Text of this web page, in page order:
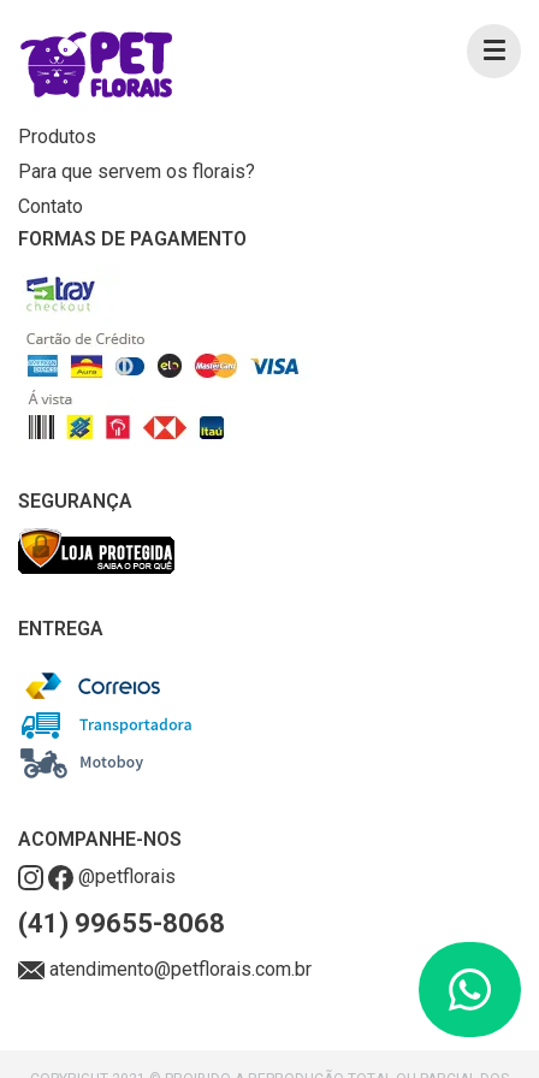
MENU
Home
Produtos
Para que servem os florais?
Contato
FORMAS DE PAGAMENTO
SEGURANÇA
ENTREGA
ACOMPANHE-NOS
@petflorais
(41) 99655-8068
atendimento@petflorais.com.br